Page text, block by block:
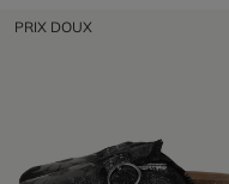
PRIX DOUX